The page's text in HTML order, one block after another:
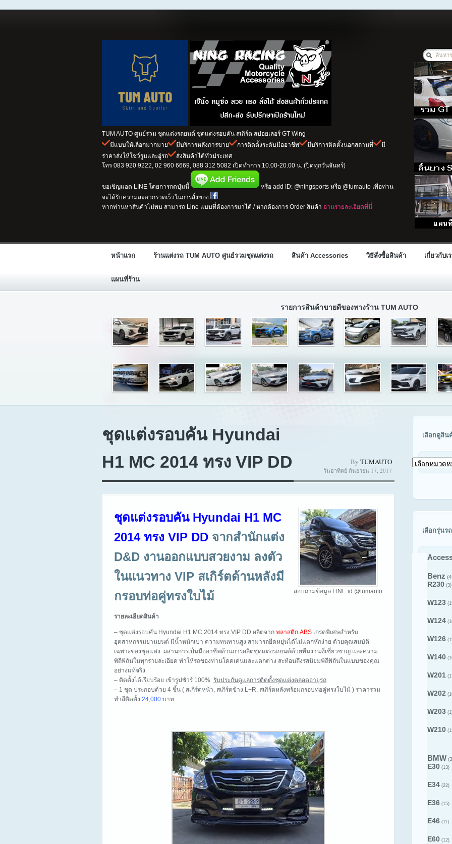
TUM AUTO ศูนย์รวม ชุดแต่งรถยนต์ ชุดแต่งรอบคัน สเกิร์ต สปอยเลอร์ GT Wing
มีแบบให้เลือกมากมาย
มีบริการหลังการขาย การติดตั้งระดับมืออาชีพ มีบริการติดตั้งนอกสถานที่
มี
ราคาส่งให้โชว์รูมและอู่รถ
ส่งสินค้าได้ทั่วประเทศ
โทร 083 920 9222, 02 960 6669, 088 312 5082 เปิดทำการ 10.00-20.00 น. (ปิดทุกวันจันทร์)
ขอเชิญแอด LINE โดยการกดปุ่มนี้
หรือ add ID: @ningsports หรือ @tumauto เพื่อท่าน
จะได้รับความสะดวกรวดเร็วในการสั่งของ
หากท่านหาสินค้าไม่พบ สามารถ Line แบบที่ต้องการมาได้ / หากต้องการ Order สินค้า อ่านรายละเอียดที่นี่
หน้าแรก ร้านแต่งรถ TUM AUTO ศูนย์รวมชุดแต่งรถ สินค้า Accessories วิธีสั่งซื้อสินค้า เกี่ยวกับเ
แผนที่ร้าน
รายการสินค้าขายดีของทางร้าน TUM AUTO
ชุดแต่งรอบคัน Hyundai
H1 MC 2014 ทรง VIP DD
By TUMAUTO
วันอาทิตย์ กันยายน 17, 2017
สอบถามข้อมูล LINE id @tumauto
ชุดแต่งรอบคัน Hyundai H1 MC
2014 ทรง VIP DD จากสำนักแต่ง
D&D งานออกแบบสวยงาม ลงตัว
ในแนวทาง VIP สเกิร์ตด้านหลังมี
กรอบท่อคู่ทรงใบไม้
รายละเอียดสินค้า
– ชุดแต่งรอบคัน Hyundai H1 MC 2014 ทรง VIP DD ผลิตจาก พลาสติก ABS เกรดพิเศษสำหรับ
อุตสาหกรรมยานยนต์ มีน้ำหนักเบา ความทนทานสูง สามารถยืดหยุ่นได้ไม่แตกหักง่าย ด้วยคุณสมบัติ
เฉพาะของชุดแต่ง ผสานการเป็นมืออาชีพด้านการผลิตชุดแต่งรถยนต์ด้วยทีมงานที่เชี่ยวชาญ และความ
พิถีพิถันในทุกรายละเอียด ทำให้รถของท่านโดดเด่นและแตกต่าง สะท้อนถึงรสนิยมพิถีพิถันในแบบของคุณ
อย่างแท้จริง
– ติดตั้งได้เรียบร้อย เข้ารูปชัวร์ 100% รับประกันดูแลการติดตั้งชุดแต่งตลอดอายุรถ
– 1 ชุด ประกอบด้วย 4 ชิ้น ( สเกิร์ตหน้า, สเกิร์ตข้าง L+R, สเกิร์ตหลังพร้อมกรอบท่อคู่ทรงใบไม้ ) ราคารวม
ทำสีติดตั้ง 24,000 บาท
เลือกดูสิน
เลือก
รุ่น
เลือกรุ่นรถ
Benz
R230 (3)
W123
W124
W126
W140
W201
W202
W203
W210
BMW
E30 (13)
E34 (22)
E36 (15)
E46 (11)
E60 (12)